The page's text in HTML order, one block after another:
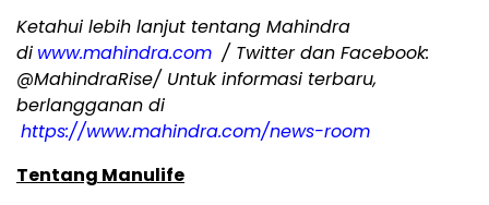
Ketahui lebih lanjut tentang Mahindra
di www.mahindra.com / Twitter dan Facebook:
@MahindraRise/ Untuk informasi terbaru,
berlangganan di
https://www.mahindra.com/news-room
Tentang Manulife